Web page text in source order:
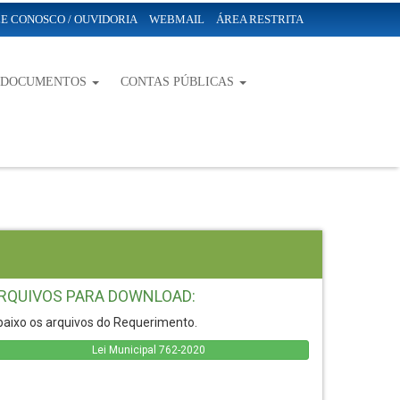
CONOSCO / OUVIDORIA WEBMAIL ÁREA RESTRITA
CONTAS PÚBLICAS
PARA DOWNLOAD:
os arquivos do Requerimento.
Lei Municipal 762-2020